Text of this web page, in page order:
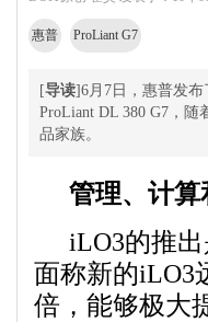
惠普 ProLiant G7
[导读]6月7日，惠普发布
ProLiant DL 380 G7，
品家族。
管理、计
iLO3的推
面称新的iLO3
倍，能够极大